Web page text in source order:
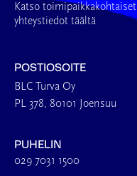
Katso toimipaikkakohtaiset
yhteystiedot täältä
POSTIOSOITE
BLC Turva Oy
PL 378, 80101 Joensuu
PUHELIN
029 7031 1500